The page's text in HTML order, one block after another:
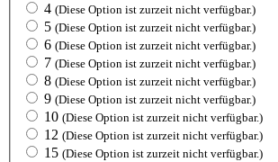
4 (Diese Option ist zurzeit nicht verfügbar.)
5 (Diese Option ist zurzeit nicht verfügbar.)
6 (Diese Option ist zurzeit nicht verfügbar.)
7 (Diese Option ist zurzeit nicht verfügbar.)
8 (Diese Option ist zurzeit nicht verfügbar.)
9 (Diese Option ist zurzeit nicht verfügbar.)
10 (Diese Option ist zurzeit nicht verfügbar.)
12 (Diese Option ist zurzeit nicht verfügbar.)
15 (Diese Option ist zurzeit nicht verfügbar.)